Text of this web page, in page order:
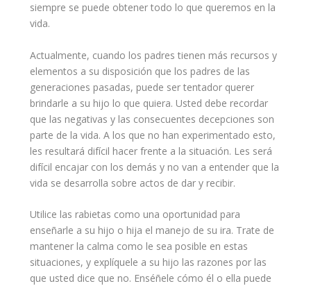
siempre se puede obtener todo lo que queremos en la
vida.
Actualmente, cuando los padres tienen más recursos y
elementos a su disposición que los padres de las
generaciones pasadas, puede ser tentador querer
brindarle a su hijo lo que quiera. Usted debe recordar
que las negativas y las consecuentes decepciones son
parte de la vida. A los que no han experimentado esto,
les resultará difícil hacer frente a la situación. Les será
difícil encajar con los demás y no van a entender que la
vida se desarrolla sobre actos de dar y recibir.
Utilice las rabietas como una oportunidad para
enseñarle a su hijo o hija el manejo de su ira. Trate de
mantener la calma como le sea posible en estas
situaciones, y explíquele a su hijo las razones por las
que usted dice que no. Enséñele cómo él o ella puede